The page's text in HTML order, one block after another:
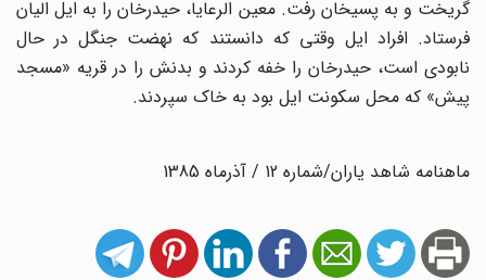
گریخت و به پسیخان رفت. معین الرعایا، حیدرخان را به ایل الیان
فرستاد. افراد ایل وقتی که دانستند که نهضت جنگل در حال
نابودی است، حیدرخان را خفه کردند و بدنش را در قریه «مسجد
پیش» که محل سکونت ایل بود به خاک سپردند.
ماهنامه شاهد یاران/شماره 12 / آذرماه 1385